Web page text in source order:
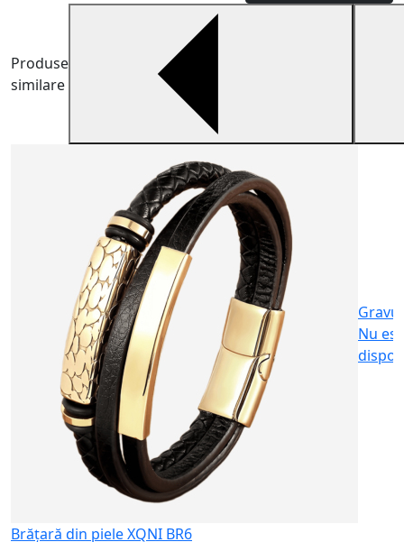
Produse
similare
Nu
Brățară din piele XQNI BR6